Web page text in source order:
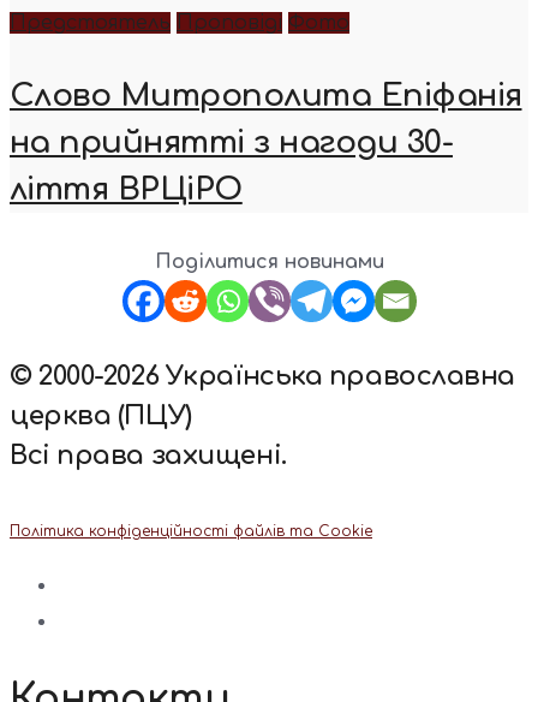
Предстоятель
Проповіді Фото
Слово Митрополита Епіфанія
на прийнятті з нагоди 30-
ліття ВРЦіРО
Поділитися новинами
© 2000-2026 Українська православна
церква (ПЦУ)
Всі права захищені.
Політика конфіденційності файлів та Cookie